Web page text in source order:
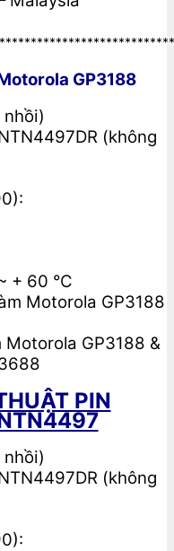
GP3188
(không
+ 60 °C
Motorola GP3188
GP3188 &
PIN
(không